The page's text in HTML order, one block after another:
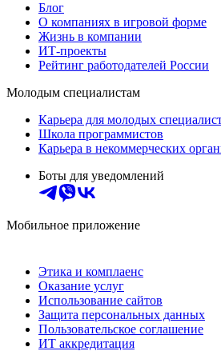
Блог
О компаниях в игровой форме
Жизнь в компании
ИТ-проекты
Рейтинг работодателей России
Молодым специалистам
Карьера для молодых
Школа программистов
Карьера в некоммерческих
Боты для уведомлений
Мобильное приложение
Этика и комплаенс
Оказание услуг
Использование сайтов
Защита персональных данных
Пользовательское соглашение
ИТ аккредитация